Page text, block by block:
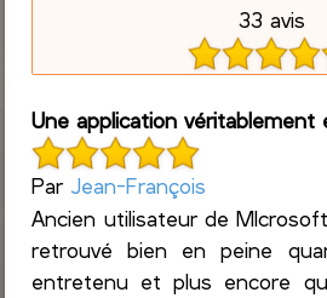
33 avis
Une application véritablement
Par Jean-François
Ancien utilisateur de
retrouvé bien en peine
entretenu et plus encore